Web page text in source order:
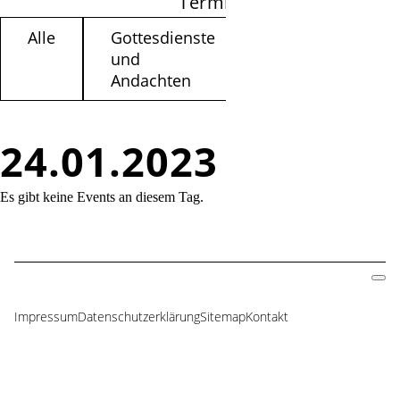
24.01.2023
Alle
Gottesdienste
und
Andachten
Es gibt keine Events an diesem Tag.
Navigation
ImpressumDatenschutzerklärungSitemapKontakt